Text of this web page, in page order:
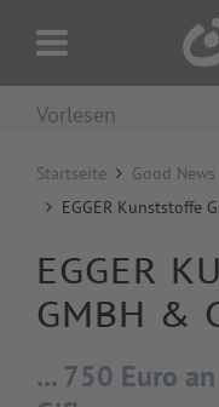
Vorlesen
Startseite
Good News
EGGER Kunststoffe
EGGER
GMBH &
... 750 Euro